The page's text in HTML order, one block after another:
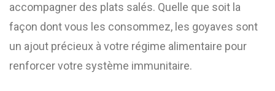
accompagner des plats salés. Quelle que soit la
façon dont vous les consommez, les goyaves sont
un ajout précieux à votre régime alimentaire pour
renforcer votre système immunitaire.